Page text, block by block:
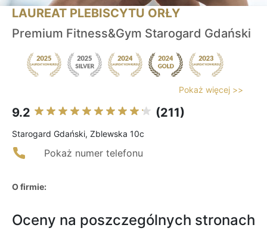
LAUREAT PLEBISCYTU ORŁY
Premium Fitness&Gym Starogard Gdański
Pokaż więcej >>
9.2 (211)
Starogard Gdański, Zblewska 10c
Pokaż numer telefonu
O firmie:
Oceny na poszczególnych stronach